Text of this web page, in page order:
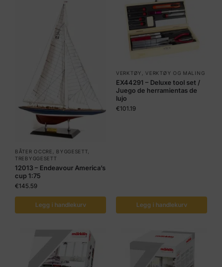
BÅTER OCCRE BYGGESETT
TREBYGGESETT
12013 – Endeavour America’s
cup 1:75
€145.59
Legg i handlekurv
VERKTØY ,VERKTØY OG MALING
EX44291 – Deluxe tool set /
Juego de herramientas de
lujo
€101.19
Legg i handlekurv